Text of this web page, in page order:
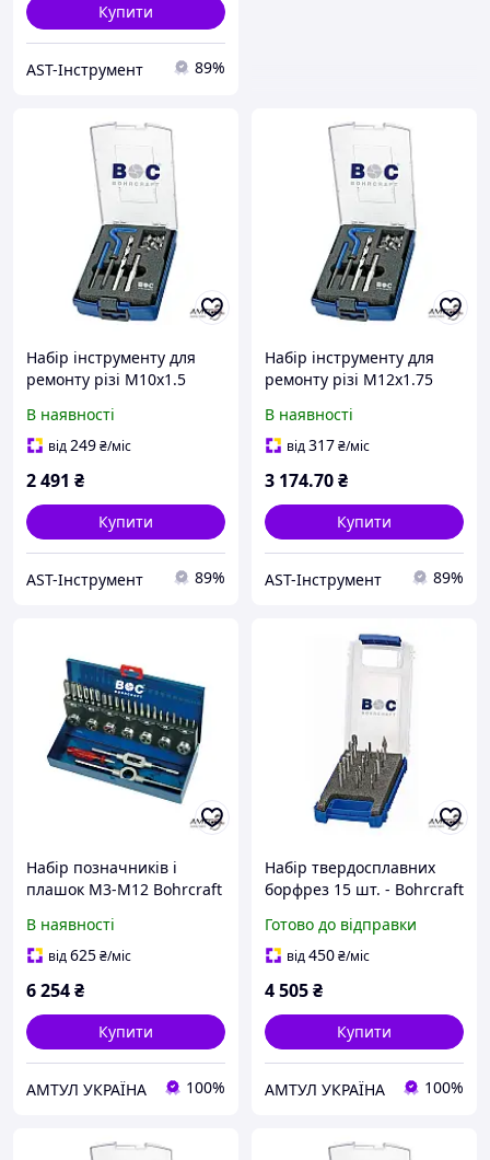
Купити
AST-Інструмент 89%
Набір інструменту для
ремонту різі M10х1.5
В наявності
від249₴/міс
2 491 ₴
Купити
AST-Інструмент 89%
Набір інструменту для
ремонту різі M12х1.75
В наявності
від317₴/міс
3 174.70₴
Купити
AST-Інструмент 89%
Набір позначників і
плашок M3-M12 Bohrcraft
В наявності
від625₴/міс
6 254₴
Купити
АМТУЛ УКРАЇНА 100%
Набір твердосплавних
борфрез 15 шт. - Bohrcraft
Готово до відправки
від450₴/міс
4 505₴
Купити
АМТУЛ УКРАЇНА 100%